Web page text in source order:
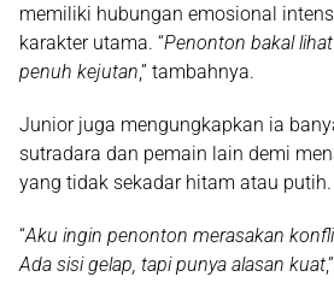
memiliki hubungan emosional
karakter utama. “Penonton bakal
penuh kejutan,” tambahnya.
Junior juga mengungkapkan ia
sutradara dan pemain lain demi
yang tidak sekadar hitam atau putih.
“Aku ingin penonton merasakan
Ada sisi gelap, tapi punya alasan kuat